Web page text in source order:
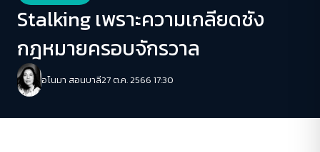
Stalking เพราะความเกลียดชัง
กฎหมายครอบจักรวาล
อโนมา สอนบาลี27 ต.ค. 2566 17:30